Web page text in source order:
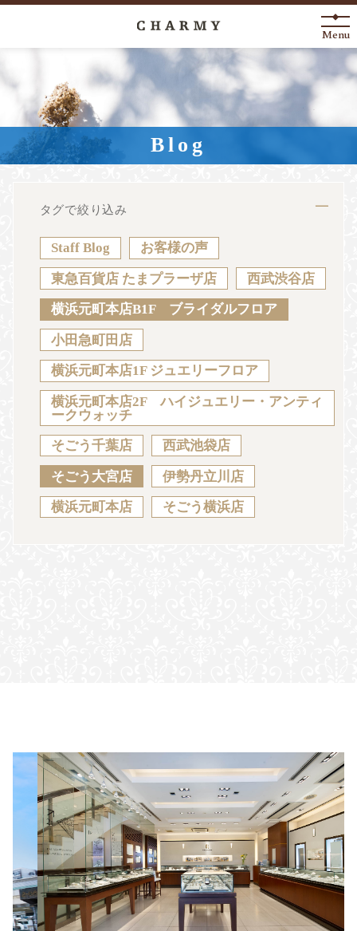
New Arrival
About
Engagement Ring
Anniversary
News Blog
Sustainability Voice Catalog
JA EN CH KO
Menu
Blog
タグで絞り込み
Staff Blog お客様の声
東急百貨店 たまプラーザ店 西武渋谷店
横浜元町本店B1F ブライダルフロア
小田急町田店
横浜元町本店1F ジュエリーフロア
横浜元町本店2F ハイジュエリー・アンティ
ークウォッチ
そごう千葉店 西武池袋店
そごう大宮店 伊勢丹立川店
横浜元町本店 そごう横浜店